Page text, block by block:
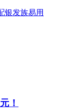
！